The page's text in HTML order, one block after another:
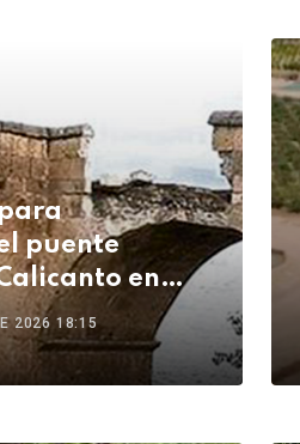
puente
en
tras seis
2026 18:15